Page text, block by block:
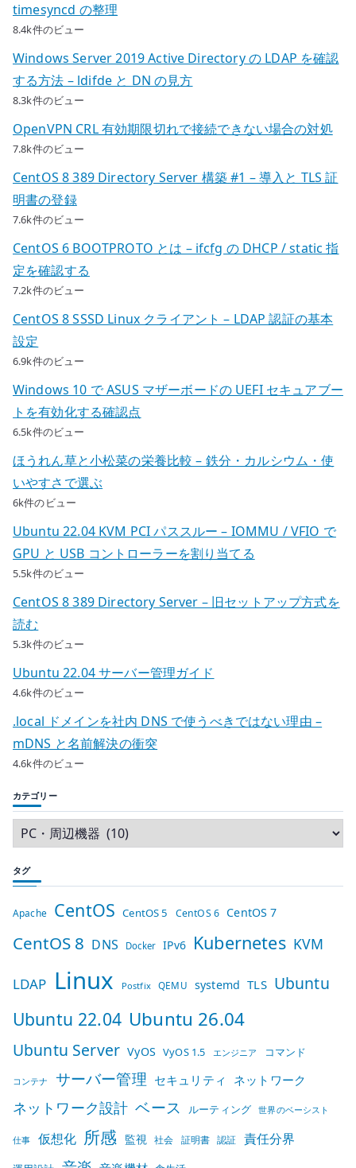
timesyncd の整理
8.4k件のビュー
Windows Server 2019 Active Directory の LDAP を確認
する方法 – ldifde と DN の見方
8.3k件のビュー
OpenVPN CRL 有効期限切れで接続できない場合の対処
7.8k件のビュー
CentOS 8 389 Directory Server 構築 #1 – 導入と TLS 証
明書の登録
7.6k件のビュー
CentOS 6 BOOTPROTO とは – ifcfg の DHCP / static 指
定を確認する
7.2k件のビュー
CentOS 8 SSSD Linux クライアント – LDAP 認証の基本
設定
6.9k件のビュー
Windows 10 で ASUS マザーボードの UEFI セキュアブー
トを有効化する確認点
6.5k件のビュー
ほうれん草と小松菜の栄養比較 – 鉄分・カルシウム・使
いやすさで選ぶ
6k件のビュー
Ubuntu 22.04 KVM PCI パススルー – IOMMU / VFIO で
GPU と USB コントローラーを割り当てる
5.5k件のビュー
CentOS 8 389 Directory Server – 旧セットアップ方式を
読む
5.3k件のビュー
Ubuntu 22.04 サーバー管理ガイド
4.6k件のビュー
.local ドメインを社内 DNS で使うべきではない理由 –
mDNS と名前解決の衝突
4.6k件のビュー
カテゴリー
タグ
Apache CentOS CentOS 5 CentOS 6 CentOS 7
CentOS 8 DNS Docker IPv6 Kubernetes KVM
LDAP Linux Postfix QEMU systemd TLS Ubuntu
Ubuntu 22.04 Ubuntu 26.04
Ubuntu Server VyOS VyOS 1.5 エンジニア コマンド
コンテナ サーバー管理 セキュリティ ネットワーク
ネットワーク設計 ベース ルーティング 世界のベーシスト
仕事 仮想化 所感 監視 社会 証明書 認証 責任分界